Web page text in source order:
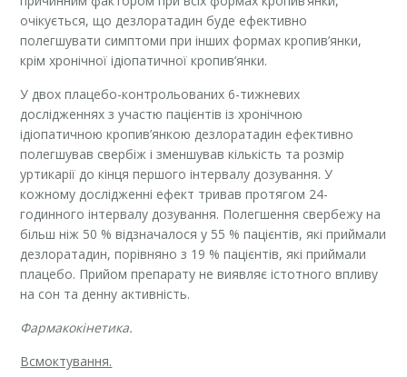
очікується, що дезлоратадин буде ефективно
полегшувати симптоми при інших формах кропив’янки,
крім хронічної ідіопатичної кропив’янки.
У двох плацебо-контрольованих 6-тижневих
дослідженнях з участю пацієнтів із хронічною
ідіопатичною кропив’янкою дезлоратадин ефективно
полегшував свербіж і зменшував кількість та розмір
уртикарії до кінця першого інтервалу дозування. У
кожному дослідженні ефект тривав протягом 24-
годинного інтервалу дозування. Полегшення свербежу на
більш ніж 50 % відзначалося у 55 % пацієнтів, які приймали
дезлоратадин, порівняно з 19 % пацієнтів, які приймали
плацебо. Прийом препарату не виявляє істотного впливу
на сон та денну активність.
Фармакокінетика.
Всмоктування.